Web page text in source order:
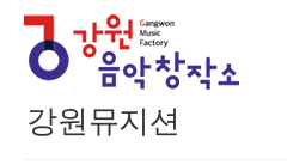
강원뮤지션